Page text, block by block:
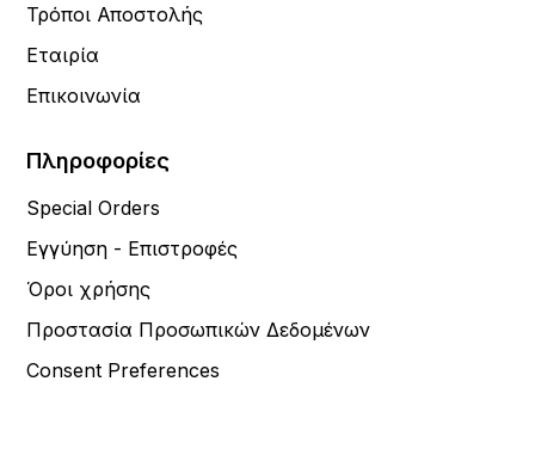
Τρόποι Αποστολής
Εταιρία
Επικοινωνία
Πληροφορίες
Special Orders
Εγγύηση - Επιστροφές
Όροι χρήσης
Προστασία Προσωπικών Δεδομένων
Consent Preferences